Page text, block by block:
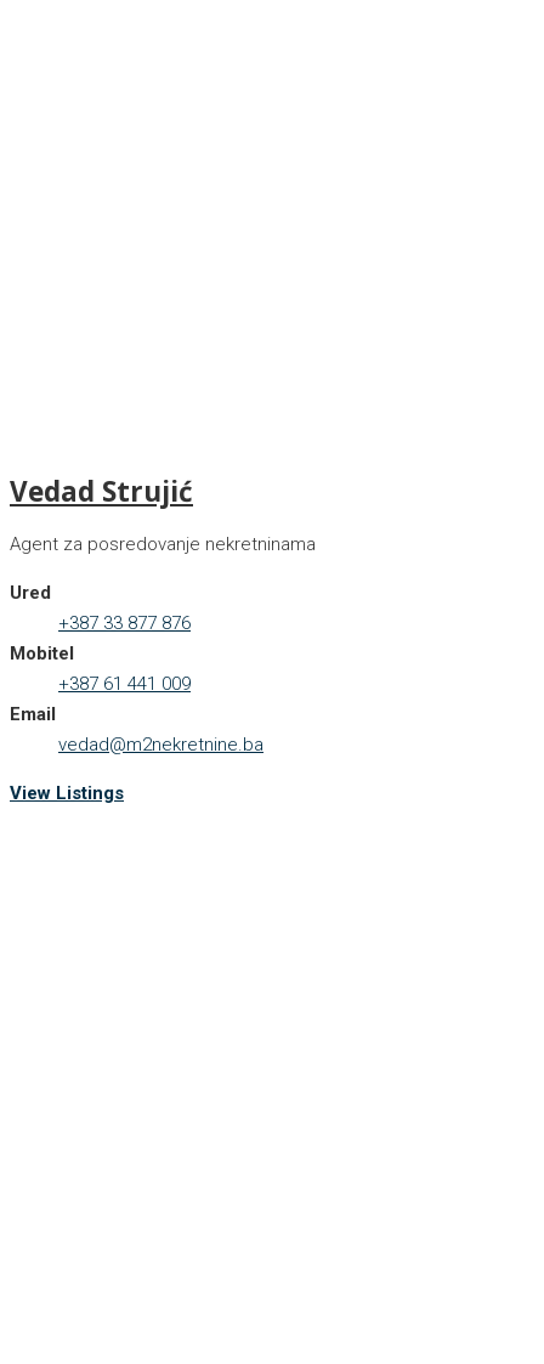
Vedad Strujić
Agent za posredovanje nekretninama
Ured
+387 33 877 876
Mobitel
+387 61 441 009
Email
vedad@m2nekretnine.ba
View Listings